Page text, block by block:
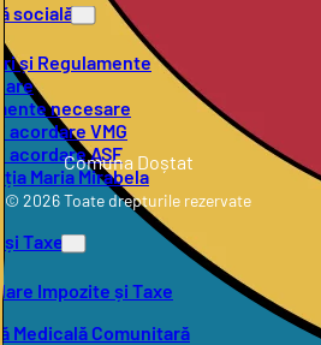
socială
și Regulamente
necesare
acordare VMG
acordare ASF
Maria Mirabela
și Taxe
Impozite și Taxe
Medicală Comunitară
Comuna Doștat
© 2026 Toate drepturile rezervate